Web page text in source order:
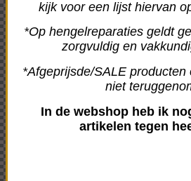
kijk voor een lijst hiervan
*Op hengelreparaties geldt
zorgvuldig en
*Afgeprijsde/SALE
niet
In de webshop heb ik
artikelen tegen